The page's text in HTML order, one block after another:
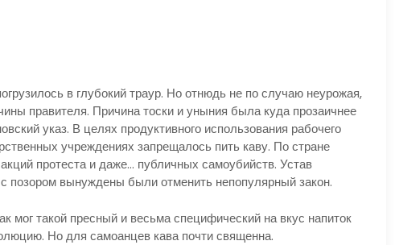
в глубокий траур. Но отнюдь не по случаю неурожая,
правителя. Причина тоски и уныния была куда прозаичнее
указ. В целях продуктивного использования рабочего
учреждениях запрещалось пить каву. По стране
протеста и даже… публичных самоубийств. Устав
позором вынуждены были отменить непопулярный закон.
мог такой пресный и весьма специфический на вкус напиток
Но для самоанцев кава почти священна.